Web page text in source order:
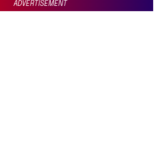
ADVERTISEMENT